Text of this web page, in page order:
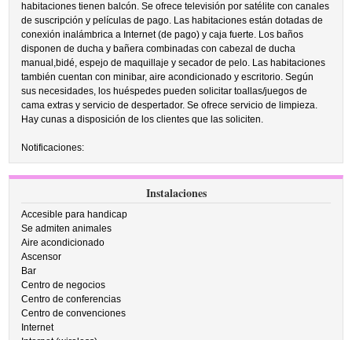
habitaciones tienen balcón. Se ofrece televisión por satélite con canales
de suscripción y películas de pago. Las habitaciones están dotadas de
conexión inalámbrica a Internet (de pago) y caja fuerte. Los baños
disponen de ducha y bañera combinadas con cabezal de ducha
manual,bidé, espejo de maquillaje y secador de pelo. Las habitaciones
también cuentan con minibar, aire acondicionado y escritorio. Según
sus necesidades, los huéspedes pueden solicitar toallas/juegos de
cama extras y servicio de despertador. Se ofrece servicio de limpieza.
Hay cunas a disposición de los clientes que las soliciten.
Notificaciones:
Instalaciones
Accesible para handicap
Se admiten animales
Aire acondicionado
Ascensor
Bar
Centro de negocios
Centro de conferencias
Centro de convenciones
Internet